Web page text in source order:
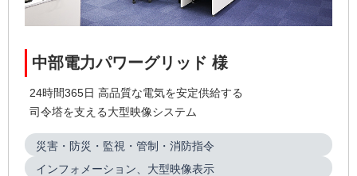
中部電力パワーグリッド 様
24時間365日 高品質な電気を安定供給する
司令塔を支える大型映像システム
災害・防災・監視・管制・消防指令
インフォメーション、大型映像表示